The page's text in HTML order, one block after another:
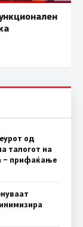
од
талогот на
– прифаќање